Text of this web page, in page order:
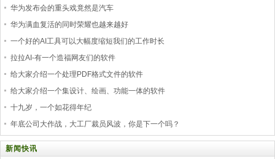
华为发布会的重头戏竟然是汽车
华为满血复活的同时荣耀也越来越好
一个好的AI工具可以大幅度缩短我们的工作时长
拉拉AI-有一个造福网友们的软件
给大家介绍一个处理PDF格式文件的软件
给大家介绍一个集设计、绘画、功能一体的软件
十九岁，一个如花得年纪
年底公司大作战，大工厂裁员风波，你是下一个吗？
新闻快讯